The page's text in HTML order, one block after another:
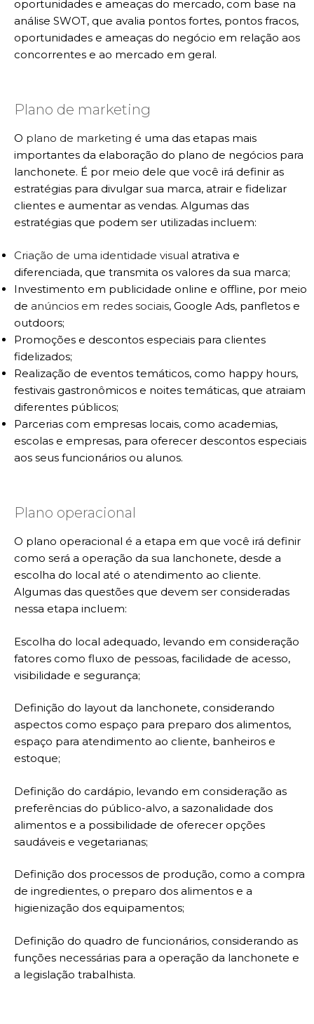
oportunidades e ameaças do mercado, com base na
análise SWOT, que avalia pontos fortes, pontos fracos,
oportunidades e ameaças do negócio em relação aos
concorrentes e ao mercado em geral.
Plano de marketing
O plano de marketing é uma das etapas mais
importantes da elaboração do plano de negócios para
lanchonete. É por meio dele que você irá definir as
estratégias para divulgar sua marca, atrair e fidelizar
clientes e aumentar as vendas. Algumas das
estratégias que podem ser utilizadas incluem:
Criação de uma identidade visual atrativa e
diferenciada, que transmita os valores da sua marca;
Investimento em publicidade online e offline, por meio
de anúncios em redes sociais, Google Ads, panfletos e
outdoors;
Promoções e descontos especiais para clientes
fidelizados;
Realização de eventos temáticos, como happy hours,
festivais gastronômicos e noites temáticas, que atraiam
diferentes públicos;
Parcerias com empresas locais, como academias,
escolas e empresas, para oferecer descontos especiais
aos seus funcionários ou alunos.
Plano operacional
O plano operacional é a etapa em que você irá definir
como será a operação da sua lanchonete, desde a
escolha do local até o atendimento ao cliente.
Algumas das questões que devem ser consideradas
nessa etapa incluem:
Escolha do local adequado, levando em consideração
fatores como fluxo de pessoas, facilidade de acesso,
visibilidade e segurança;
Definição do layout da lanchonete, considerando
aspectos como espaço para preparo dos alimentos,
espaço para atendimento ao cliente, banheiros e
estoque;
Definição do cardápio, levando em consideração as
preferências do público-alvo, a sazonalidade dos
alimentos e a possibilidade de oferecer opções
saudáveis e vegetarianas;
Definição dos processos de produção, como a compra
de ingredientes, o preparo dos alimentos e a
higienização dos equipamentos;
Definição do quadro de funcionários, considerando as
funções necessárias para a operação da lanchonete e
a legislação trabalhista.